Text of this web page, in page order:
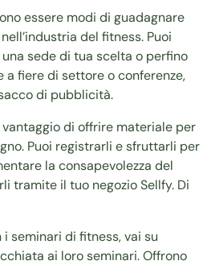
essere modi di guadagnare
del fitness. Puoi
sede di tua scelta o perfino
a fiere di settore o conferenze,
di pubblicità.
di offrire materiale per
Puoi registrarli e sfruttarli per
la consapevolezza del
tramite il tuo negozio Sellfy. Di
seminari di fitness, vai su
ai loro seminari. Offrono